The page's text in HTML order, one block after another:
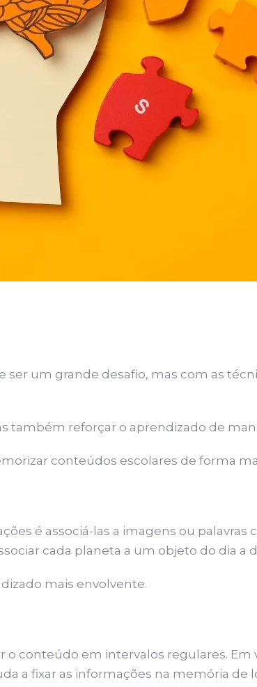
um grande desafio, mas com as
também reforçar o aprendizado de
conteúdos escolares de forma
é associá-las a imagens ou palavras
cada planeta a um objeto do dia a
mais envolvente.
o conteúdo em intervalos regulares.
a fixar as informações na memória de